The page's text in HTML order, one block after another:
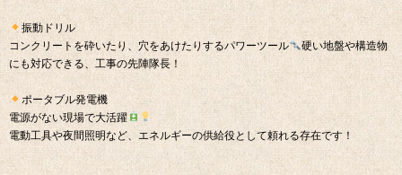
振動ドリル
コンクリートを砕いたり、穴をあけたりするパワーツール
硬い地盤や構造物
にも対応できる、工事の先陣隊長！
ポータブル発電機
電源がない現場で大活躍
電動工具や夜間照明など、エネルギーの供給役として頼れる存在です！